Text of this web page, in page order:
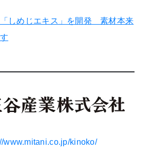
しめじエキス」を開発 素材本来
www.mitani.co.jp/kinoko/